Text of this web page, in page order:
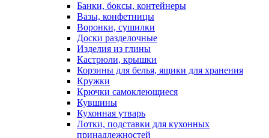
Банки, боксы, контейнеры
Вазы, конфетницы
Воронки, сушилки
Доски разделочные
Изделия из глины
Кастрюли, крышки
Корзины для белья, ящики для хранения
Кружки
Крючки самоклеющиеся
Кувшины
Кухонная утварь
Лотки, подставки для кухонных
принадлежностей